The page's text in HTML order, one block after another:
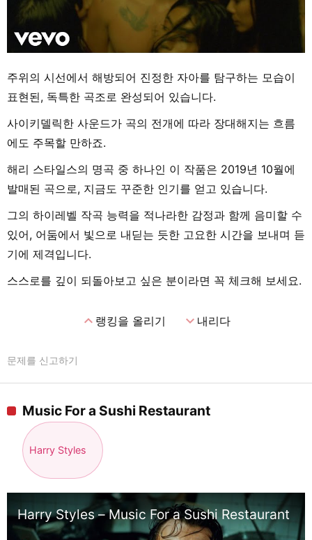
주위의 시선에서 해방되어 진정한 자아를 탐구하는 모습이
표현된, 독특한 곡조로 완성되어 있습니다.
사이키델릭한 사운드가 곡의 전개에 따라 장대해지는 흐름
에도 주목할 만하죠.
해리 스타일스의 명곡 중 하나인 이 작품은 2019년 10월에
발매된 곡으로, 지금도 꾸준한 인기를 얻고 있습니다.
그의 하이레벨 작곡 능력을 적나라한 감정과 함께 음미할 수
있어, 어둠에서 빛으로 내딛는 듯한 고요한 시간을 보내며 듣
기에 제격입니다.
스스로를 깊이 되돌아보고 싶은 분이라면 꼭 체크해 보세요.
expand_less랭킹을 올리기 expand_more내리다
문제를 신고하기
Music For a Sushi Restaurant
Harry Styles
Harry Styles – Music For a Sushi Restaurant